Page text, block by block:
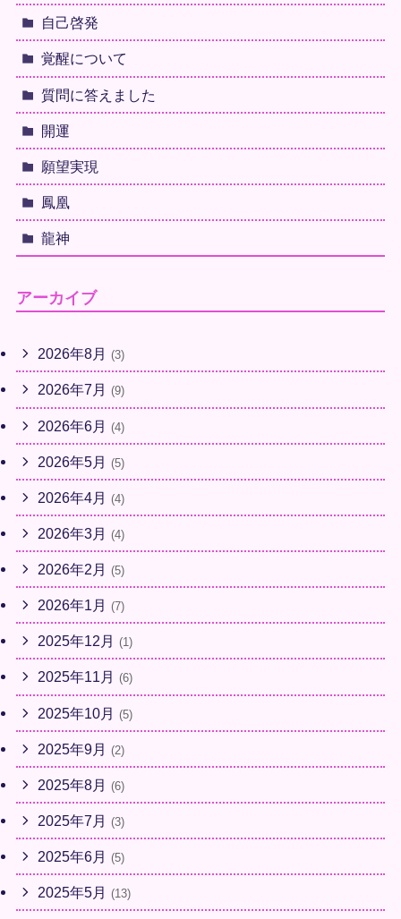
自己啓発
覚醒について
質問に答えました
開運
願望実現
鳳凰
龍神
アーカイブ
2026年8月 (3)
2026年7月 (9)
2026年6月 (4)
2026年5月 (5)
2026年4月 (4)
2026年3月 (4)
2026年2月 (5)
2026年1月 (7)
2025年12月 (1)
2025年11月 (6)
2025年10月 (5)
2025年9月 (2)
2025年8月 (6)
2025年7月 (3)
2025年6月 (5)
2025年5月 (13)